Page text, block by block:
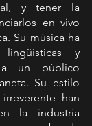
y tener la
en vivo
Su música ha
lingüísticas y
a un público
Su estilo
han
la industria